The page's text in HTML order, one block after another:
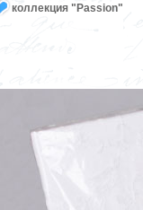
коллекция "Passion"